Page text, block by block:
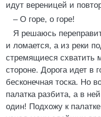
идут вереницей и
– О горе, о горе!
Я решаюсь
и ломается, а из реки
стремящиеся схватить
стороне. Дорога идет в
бесконечная тоска. Но
палатка разбита, а в
один! Подхожу к